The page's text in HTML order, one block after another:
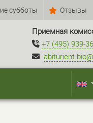
субботы Отзывы
Приемная
+7 (495) 939-